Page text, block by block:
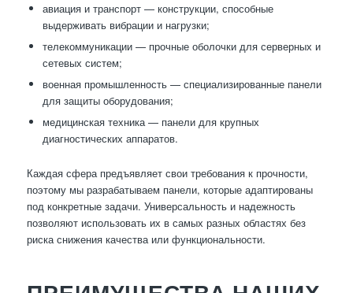
авиация и транспорт — конструкции, способные
выдерживать вибрации и нагрузки;
телекоммуникации — прочные оболочки для серверных и
сетевых систем;
военная промышленность — специализированные панели
для защиты оборудования;
медицинская техника — панели для крупных
диагностических аппаратов.
Каждая сфера предъявляет свои требования к прочности,
поэтому мы разрабатываем панели, которые адаптированы
под конкретные задачи. Универсальность и надежность
позволяют использовать их в самых разных областях без
риска снижения качества или функциональности.